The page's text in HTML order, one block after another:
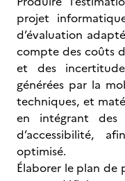
projet
d’évaluation
compte des coûts
et des
générées par la
techniques, et
en intégrant des
d’accessibilité,
optimisé.
Élaborer le plan